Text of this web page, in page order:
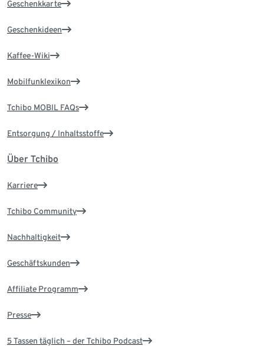
Geschenkkarte
Geschenkideen
Kaffee-Wiki
Mobilfunklexikon
Tchibo MOBIL FAQs
Entsorgung / Inhaltsstoffe
Über Tchibo
Karriere
Tchibo Community
Nachhaltigkeit
Geschäftskunden
Affiliate Programm
Presse
5 Tassen täglich – der Tchibo Podcast